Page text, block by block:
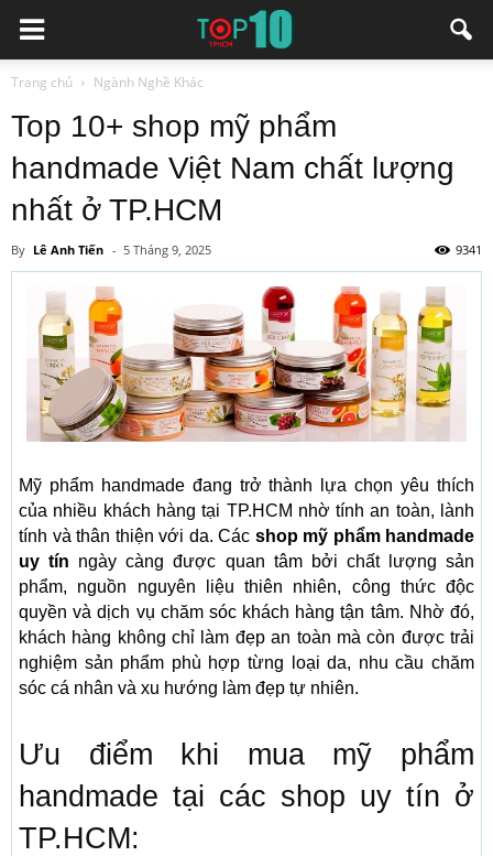
Trang chủ Ngành Nghề Khác
Top 10+ shop mỹ phẩm
handmade Việt Nam chất lượng
nhất ở TP.HCM
By Lê Anh Tiến - 5 Tháng 9, 2025 9341
Mỹ phẩm handmade đang trở thành lựa chọn yêu thích
của nhiều khách hàng tại TP.HCM nhờ tính an toàn, lành
tính và thân thiện với da. Các shop mỹ phẩm handmade
uy tín ngày càng được quan tâm bởi chất lượng sản
phẩm, nguồn nguyên liệu thiên nhiên, công thức độc
quyền và dịch vụ chăm sóc khách hàng tận tâm. Nhờ đó,
khách hàng không chỉ làm đẹp an toàn mà còn được trải
nghiệm sản phẩm phù hợp từng loại da, nhu cầu chăm
sóc cá nhân và xu hướng làm đẹp tự nhiên.
Ưu điểm khi mua mỹ phẩm
handmade tại các shop uy tín ở
TP.HCM: